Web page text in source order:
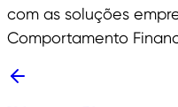
com as soluções
Comportamento